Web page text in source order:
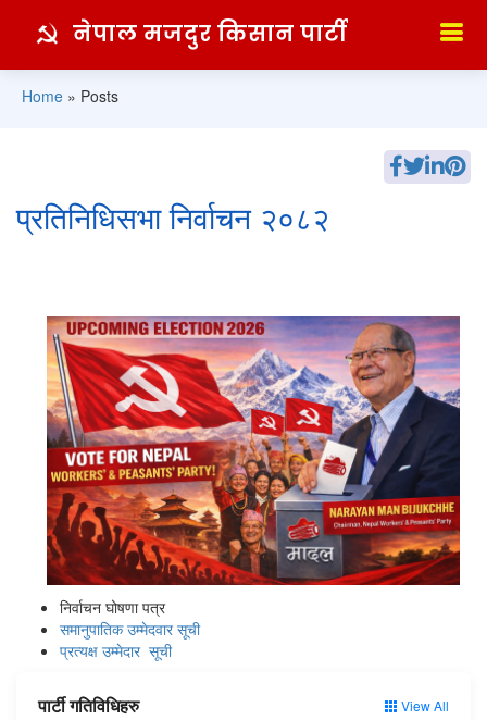
नेपाल मजदुर किसान पार्टी
Home » Posts
प्रतिनिधिसभा निर्वाचन २०८२
निर्वाचन घोषणा पत्र
समानुपातिक उम्मेदवार सूची
प्रत्यक्ष उम्मेदार सूची
पार्टी गतिविधिहरु View All